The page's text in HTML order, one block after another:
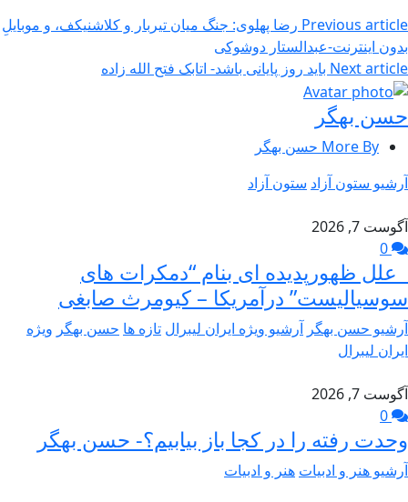
Previous article رضا پهلوی: جنگ میان تیربار و کلاشنیکف، و موبایلِ
بدون اینترنت-عبدالستار دوشوکی
Next article باید روز پایانی باشد- اتابک فتح الله زاده
حسن بهگر
More By حسن بهگر
آرشیو ستون آزاد ستون آزاد
آگوست 7, 2026
علل ظهورپدیده ای بنام “دمکرات های
سوسیالیست” درآمریکا – کیومرث صابغی
آرشیو حسن بهگر آرشیو ویژه ایران لیبرال تازه ها حسن بهگر ویژه
ایران لیبرال
آگوست 7, 2026
وحدت رفته را در کجا باز بیابیم؟- حسن بهگر
آرشیو هنر و ادبیات هنر و ادبیات